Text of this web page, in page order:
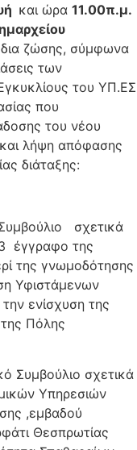
και ώρα 11.00π.μ.
ζώσης, σύμφωνα
των
του ΥΠ.ΕΣ
που
του νέου
λήψη απόφασης
διάταξης:
σχετικά
έγγραφο της
της γνωμοδότησης
Υφιστάμενων
ενίσχυση της
της Πόλης
σχετικά
Υπηρεσιών
,εμβαδού
Θεσπρωτίας